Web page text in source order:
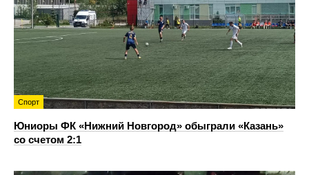
Спорт
Юниоры ФК «Нижний Новгород» обыграли «Казань»
со счетом 2:1